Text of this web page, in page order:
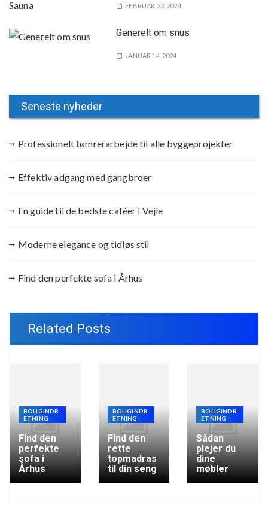
FEBRUAR 23, 2024
Generelt om snus
JANUAR 14, 2024
Seneste nyheder
Professionelt tømrerarbejde til alle byggeprojekter
Effektiv adgang med gangbroer
En guide til de bedste caféer i Vejle
Moderne elegance og tidløs stil
Find den perfekte sofa i Århus
Related Posts
BOLIGINDR
ETNING
Find den
perfekte
sofa i
Århus
BOLIGINDR
ETNING
Find den
rette
topmadras
til din seng
BOLIGINDR
ETNING
Sådan
plejer du
dine
møbler